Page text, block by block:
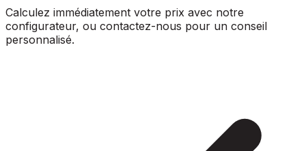
Calculez immédiatement votre prix avec notre
configurateur, ou contactez-nous pour un conseil
personnalisé.